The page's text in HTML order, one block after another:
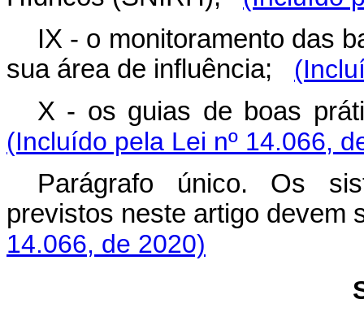
IX - o monitoramento das
sua área de influência;
X - os guias de boas
(Incluído pela Lei nº 14.066,
Parágrafo único. Os
previstos neste artigo
14.066, de 2020)